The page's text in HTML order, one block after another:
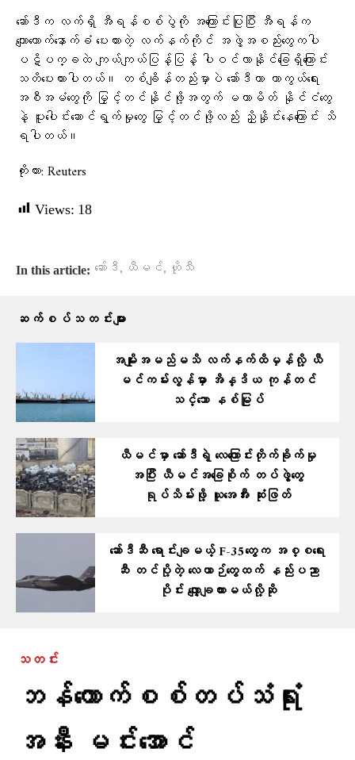
ဆော်ဒီက လက်ရှိ အီရန်စစ်ပွဲကို အကြောင်းပြုပြီး အီရန်က
ကျောထောက်နောက်ခံ ပေးထားတဲ့ လက်နက်ကိုင် အဖွဲ့အစည်းတွေကပါ
ပဋိပက္ခထဲ ကျယ်ကျယ်ပြန့်ပြန့် ပါဝင်လာနိုင်ခြေရှိကြောင်း
သတိပေးထားပါတယ်။ တစ်ချိန်တည်းမှာပဲ ဆော်ဒီဟာ ကာကွယ်ရေး
အစီအမံတွေကို မြှင့်တင်နိုင်ဖို့အတွက် မဟာမိတ် နိုင်ငံတွေ
နဲ့ ပူးပေါင်းဆောင်ရွက်မှုတွေ မြှင့်တင်ဖို့လည်း ညှိနှိုင်းနေကြောင်း သိ
ရပါတယ်။
ကိုးကား: Reuters
Views: 18
In this article: ဆော်ဒီ, ယီမင်, ဟိုသီ
ဆက်စပ်သတင်းများ
အမျိုးအမည်မသိ လက်နက်ထိမှန်လို့ ယီ
မင်ကမ်းလွန်မှာ အိန္ဒိယ ကုန်တင်
သင်္ဘော နစ်မြုပ်
ယီမင်မှာ ဆော်ဒီရဲ့ လေကြောင်းတိုက်ခိုက်မှု
အပြီး ယီမင်အခြေစိုက် တပ်ဖွဲ့တွေ
ရုပ်သိမ်းဖို့ ယူအေအီး ဆုံးဖြတ်
ဆော်ဒီဆီ ရောင်းချမယ့် F-35တွေက အစ္စရေး
ဆီ တင်ပို့တဲ့ လေယာဉ်တွေထက် နည်းပညာ
ပိုင်း လျှော့ချထားမယ်လို့ဆို
သတင်း
ဘန်​ကောက်စစ်တပ်သံရုံး
အနီး မင်း​အောင်